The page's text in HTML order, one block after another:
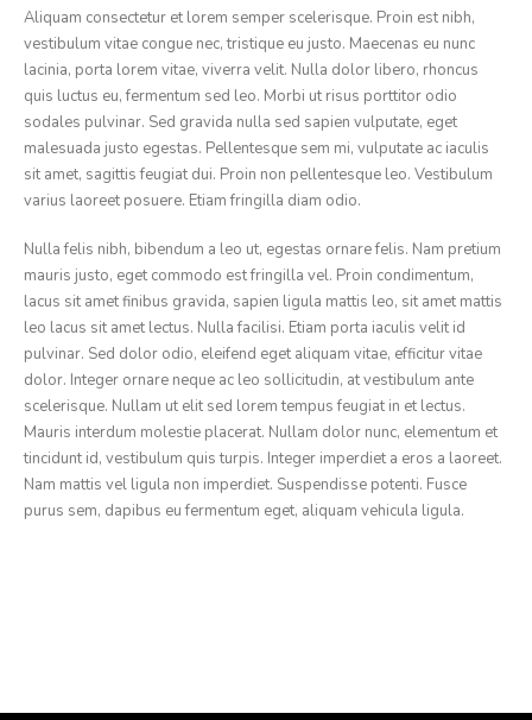
Aliquam consectetur et lorem semper scelerisque. Proin est nibh,
vestibulum vitae congue nec, tristique eu justo. Maecenas eu nunc
lacinia, porta lorem vitae, viverra velit. Nulla dolor libero, rhoncus
quis luctus eu, fermentum sed leo. Morbi ut risus porttitor odio
sodales pulvinar. Sed gravida nulla sed sapien vulputate, eget
malesuada justo egestas. Pellentesque sem mi, vulputate ac iaculis
sit amet, sagittis feugiat dui. Proin non pellentesque leo. Vestibulum
varius laoreet posuere. Etiam fringilla diam odio.
Nulla felis nibh, bibendum a leo ut, egestas ornare felis. Nam pretium
mauris justo, eget commodo est fringilla vel. Proin condimentum,
lacus sit amet finibus gravida, sapien ligula mattis leo, sit amet mattis
leo lacus sit amet lectus. Nulla facilisi. Etiam porta iaculis velit id
pulvinar. Sed dolor odio, eleifend eget aliquam vitae, efficitur vitae
dolor. Integer ornare neque ac leo sollicitudin, at vestibulum ante
scelerisque. Nullam ut elit sed lorem tempus feugiat in et lectus.
Mauris interdum molestie placerat. Nullam dolor nunc, elementum et
tincidunt id, vestibulum quis turpis. Integer imperdiet a eros a laoreet.
Nam mattis vel ligula non imperdiet. Suspendisse potenti. Fusce
purus sem, dapibus eu fermentum eget, aliquam vehicula ligula.